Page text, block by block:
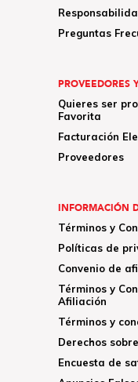
Preguntas
PROVEEDORES
Quieres ser
Favorita
Facturación
Proveedores
INFORMACIÓN
Términos y
Políticas de
Convenio de
Términos y
Afiliación
Términos y
Derechos
Encuesta de